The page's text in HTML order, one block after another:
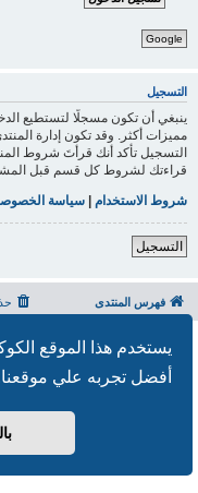
يستخدم هذا الموقع
أفضل تجربه علي
Google
التسجيل
ينبغي أن تكون مسجلًا لتستطيع
مميزات أكثر. وقد تكون إدارة
التسجيل تأكد أنك قرأتَ شروط
قراءتك لشروط كل قسم قبل
شروط الاستخدام | سياسة
التسجيل
فهرس المنتدى
بدعم من phpBB
® Forum Software © phpBB Limited